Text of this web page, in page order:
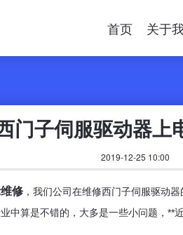
首页 关于
门子伺服驱动器上
2019-12-25 10:00
修 ，我们公司在维修西门子伺服驱动
中算是不错的，大多是一些小问题，**